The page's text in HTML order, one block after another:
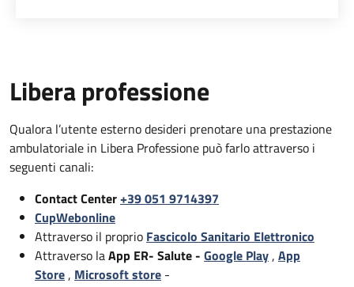
Libera professione
Qualora l’utente esterno desideri prenotare una prestazione
ambulatoriale in Libera Professione può farlo attraverso i
seguenti canali:
Contact Center+39 051 9714397
CupWebonline
Attraverso il proprio Fascicolo Sanitario Elettronico
Attraverso laApp ER- Salute - Google Play, App
Store, Microsoft store -